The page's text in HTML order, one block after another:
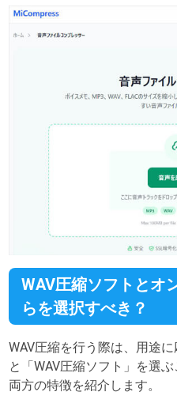
WAV圧縮ソフトとオ
らを選択すべき？
WAV圧縮を行う際は、用途
と「WAV圧縮ソフト」を選
両方の特徴を紹介します。